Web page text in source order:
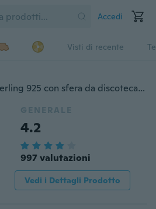
Accedi
Visti di recente
Orecchini in argento sterling 925 con sfera da discoteca, cristallo scintillante AB, orecchini colorati con perno Aurora
GENERALE
4.2
997 valutazioni
Vedi i Dettagli Prodotto